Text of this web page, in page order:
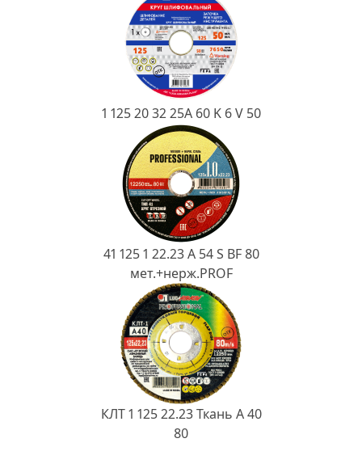
1 125 20 32 25А 60 K 6 V 50
41 125 1 22.23 A 54 S BF 80
мет.+нерж.PROF
КЛТ 1 125 22.23 Ткань A 40
80